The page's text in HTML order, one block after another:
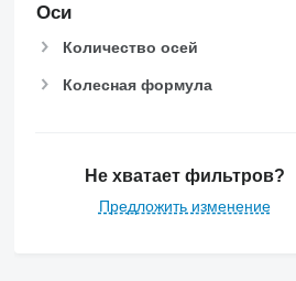
6930
7230 R
7260 R
Оси
Количество осей
Колесная формула
Не хватает фильтров?
Предложить изменение